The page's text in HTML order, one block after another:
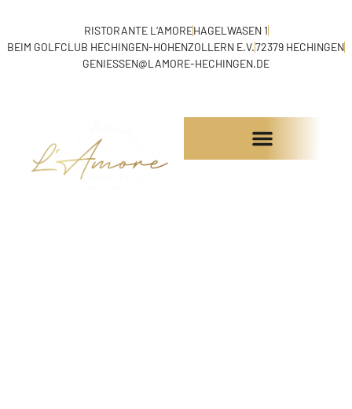
RISTORANTE L‘AMOREHAGELWASEN 1
BEIM GOLFCLUB HECHINGEN-HOHENZOLLERN E.V.72379 HECHINGEN
GENIESSEN@LAMORE-HECHINGEN.DE